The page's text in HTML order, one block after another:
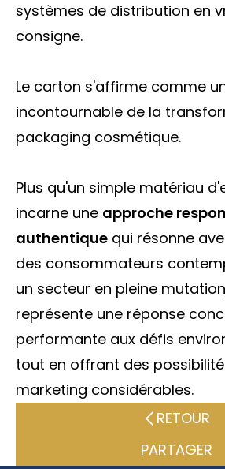
systèmes de distribution en
consigne.
Le carton s'affirme comme
incontournable de la
packaging cosmétique.
Plus qu'un simple matériau
incarne une approche
authentique qui résonne
des consommateurs
un secteur en pleine
représente une réponse
performante aux défis
tout en offrant des
marketing considérables.
RETOUR
PARTAGER